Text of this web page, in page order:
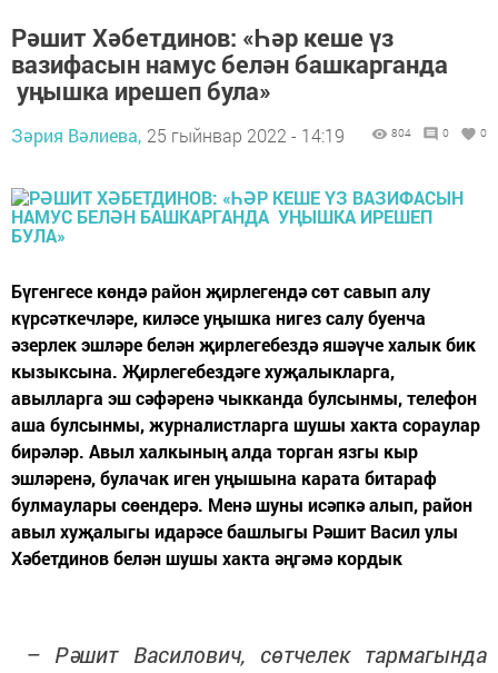
Рәшит Хәбетдинов: «Һәр кеше үз
вазифасын намус белән башкарганда
уңышка ирешеп була»
Зәрия Вәлиева, 25 гыйнвар 2022 - 14:19 804 0 0
Бүгенгесе көндә район җирлегендә сөт савып алу
күрсәткечләре, киләсе уңышка нигез салу буенча
әзерлек эшләре белән җирлегебездә яшәүче халык бик
кызыксына. Җирлегебездәге хуҗалыкларга,
авылларга эш сәфәренә чыкканда булсынмы, телефон
аша булсынмы, журналистларга шушы хакта сораулар
бирәләр. Авыл халкының алда торган язгы кыр
эшләренә, булачак иген уңышына карата битараф
булмаулары сөендерә. Менә шуны исәпкә алып, район
авыл хуҗалыгы идарәсе башлыгы Рәшит Васил улы
Хәбетдинов белән шушы хакта әңгәмә кордык
– Рәшит Василович, сөтчелек тармагында